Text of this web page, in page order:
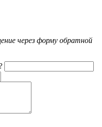
через форму обратной